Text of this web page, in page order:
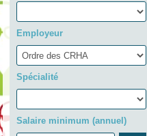
Employeur
Spécialité
Salaire minimum (annuel)